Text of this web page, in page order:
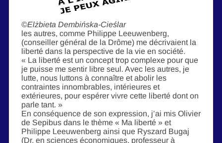
©Elżbieta Dembińska-Cieślar
les autres, comme Philippe Leeuwenberg,
(conseiller général de la Drôme) me décrivaient la
liberté dans la perspective de la vie en société.
« La liberté est un concept trop complexe pour que
je puisse me sentir libre seul. Avec les autres, je
lutte, nous luttons à connaître et abolir les
contraintes innombrables, intérieures et
extérieures, pour espérer vivre cette liberté dont on
parle tant. »
En conséquence de son expression, j’ai mis Olivier
de Sepibus dans le thème « Ma liberté » et
Philippe Leeuwenberg ainsi que Ryszard Bugaj
(Dr. en sciences économiques, professeur à